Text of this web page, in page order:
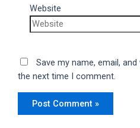
Website
Save my name, email,
the next time I comment.